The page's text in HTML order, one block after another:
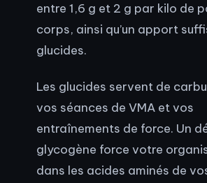
entre 1,6 g et 2 g par kilo de
corps, ainsi qu’un apport
glucides.
Les glucides servent de
vos séances de VMA et vos
entraînements de force. Un
glycogène force votre
dans les acides aminés de